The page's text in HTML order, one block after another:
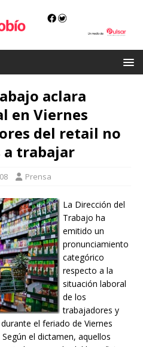
aclara
en Viernes
del retail no
a trabajar
Prensa
La Dirección del
Trabajo ha
emitido un
pronunciamiento
categórico
respecto a la
situación laboral
de los
trabajadores y
el feriado de Viernes
el dictamen, aquellos